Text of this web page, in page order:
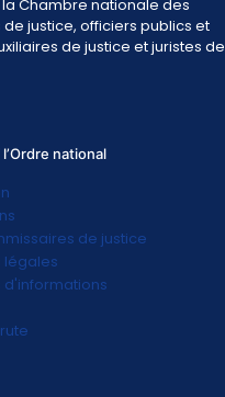
Chambre nationale des
justice, officiers publics et
de justice et juristes de
national
de justice
légales
d'informations